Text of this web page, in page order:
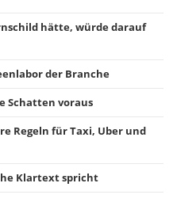
hätte, würde darauf
der Branche
Schatten voraus
Regeln für Taxi, Uber und
Klartext spricht